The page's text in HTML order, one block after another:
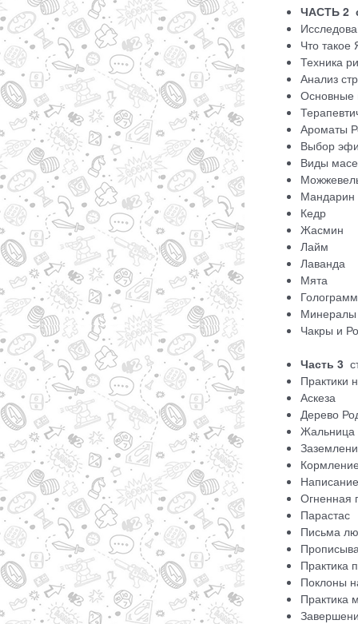
ЧАСТЬ 2
Что такое
Техника
Анализ
Основные
Ароматы
Выбор
Виды
Мандарин
Кедр
Жасмин
Лайм
Лаванда
Мята
Чакры и
Часть 3
Практики
Аскеза
Дерево
Жальница
Огненная
Парастас
Письма
Практика
Поклоны
Практика